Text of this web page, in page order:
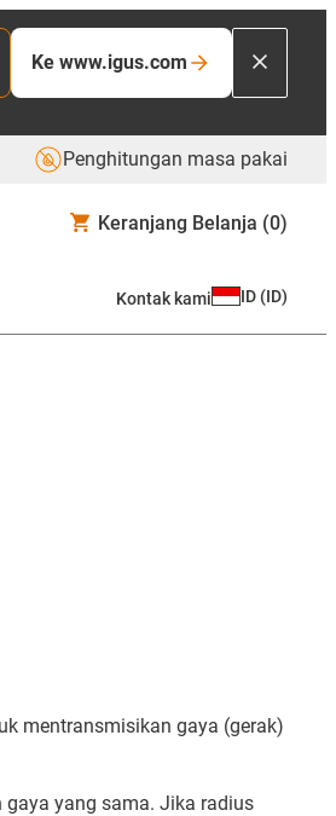
Ke www.igus.com
Penghitungan masa pakai
Keranjang Belanja (0)
Kontak kami ID (ID)
mentransmisikan gaya (gerak)
gaya yang sama. Jika radius